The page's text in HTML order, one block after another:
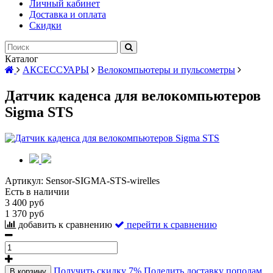
Личный кабинет
Доставка и оплата
Скидки
Каталог
АКСЕССУАРЫ
Велокомпьютеры и пульсометры
Датчик каденса для велокомпьютеров
Sigma STS
Артикул: Sensor-SIGMA-STS-wirelles
Есть в наличии
3 400 руб
1 370 руб
добавить к сравнению
перейти к сравнению
Получить скидку 7% Поделить доставку пополам